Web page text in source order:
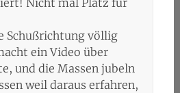
Nicht mal Platz für
Schußrichtung völlig
ein Video über
und die Massen jubeln
weil daraus erfahren,